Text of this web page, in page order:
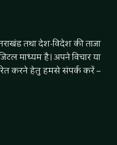
तथा देश-विदेश की ताजा
माध्यम है। अपने विचार या
करने हेतु हमसे संपर्क करें –